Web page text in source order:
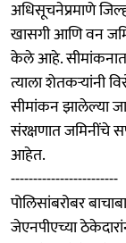
अधिसूचनेप्रमाणे
खासगी आणि वन
केले आहे.
त्याला शेतकऱ्यांनी
सीमांकन झालेल्या
संरक्षणात जमिनींचे
आहेत.
------------------------
पोलिसांबरोबर
जेएनपीएच्या